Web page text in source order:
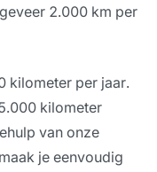
2.000 km per
kilometer per jaar.
kilometer
van onze
maak je eenvoudig